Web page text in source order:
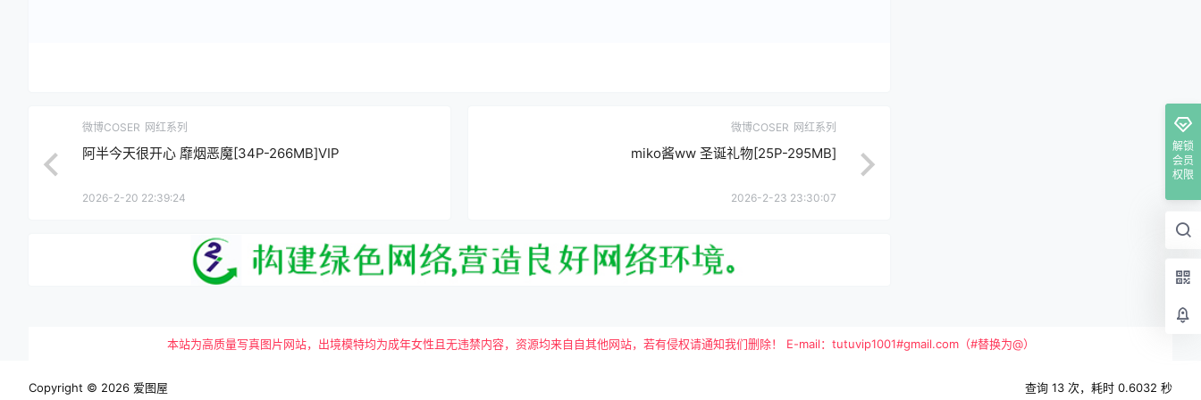
微博COSER 网红系列
阿半今天很开心 靡烟恶魔[34P-266MB]VIP
2026-2-20 22:39:24
微博COSER 网红系列
miko酱ww 圣诞礼物[25P-295MB]
2026-2-23 23:30:07
解锁
会员
权限
本站为高质量写真图片网站，出境模特均为成年女性且无违禁内容，资源均来自自其他网站，若有侵权请通知我们删除！ E-mail：tutuvip1001#gmail.com（#替换为@）
Copyright © 2026 爱图屋 查询 13 次，耗时 0.6032 秒